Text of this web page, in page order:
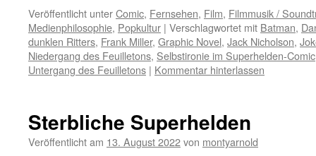
Veröffentlicht unterComic, Fernsehen, Film, Filmmusik /
Medienphilosophie, Popkultur | Verschlagwortet mit Batman,
dunklen Ritters, Frank Miller, Graphic Novel, Jack Nicholson,
Niedergang des Feuilletons, Selbstironie im Superhelden-Comic
Untergang des Feuilletons | Kommentar hinterlassen
Sterbliche Superhelden
Veröffentlicht am 13. August 2022von montyarnold